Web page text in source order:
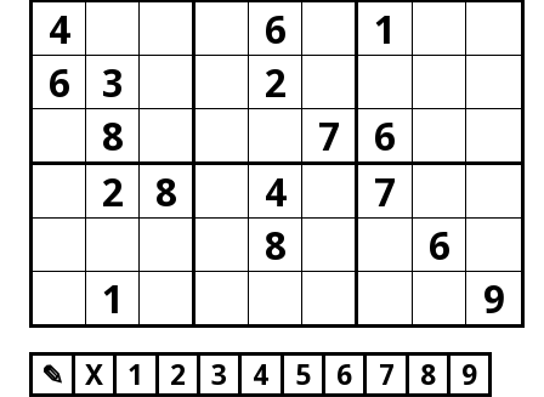
4
6
1
6
3
2
8
7
6
2
8 4
7
8
6
1
9
✎ X 1 2 3 4 5 6 7 8 9